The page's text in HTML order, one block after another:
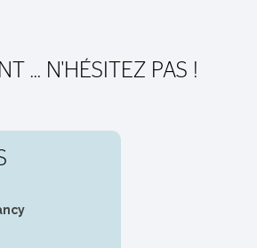
... N'HÉSITEZ PAS !